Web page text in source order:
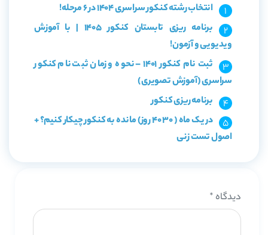
انتخاب رشته کنکور سراسری 1404 در 6 مرحله!
برنامه ریزی تابستان کنکور 1405 | با آموزش
ویدیویی و آزمون!
ثبت نام کنکور 1401 – نحوه و زمان ثبت نام کنکور
سراسری (آموزش تصویری)
برنامه ریزی کنکور
در یک ماه ( 30 40 روز) مانده به کنکور چیکار کنیم؟ +
اصول تست زنی
دیدگاه *